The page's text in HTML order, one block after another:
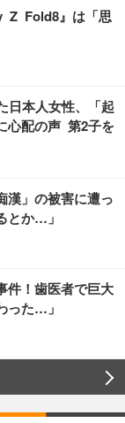
Z Fold8』は「思
日本人女性、「起
心配の声 第2子を
漢」の被害に遭っ
とか…」
件！歯医者で巨大
った…」